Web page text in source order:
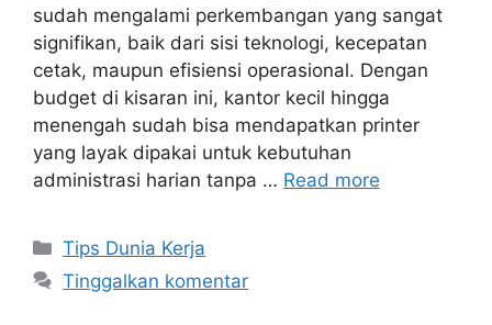
sudah mengalami perkembangan yang sangat
signifikan, baik dari sisi teknologi, kecepatan
cetak, maupun efisiensi operasional. Dengan
budget di kisaran ini, kantor kecil hingga
menengah sudah bisa mendapatkan printer
yang layak dipakai untuk kebutuhan
administrasi harian tanpa … Read more
Kategori
Tips Dunia Kerja
Tinggalkan komentar